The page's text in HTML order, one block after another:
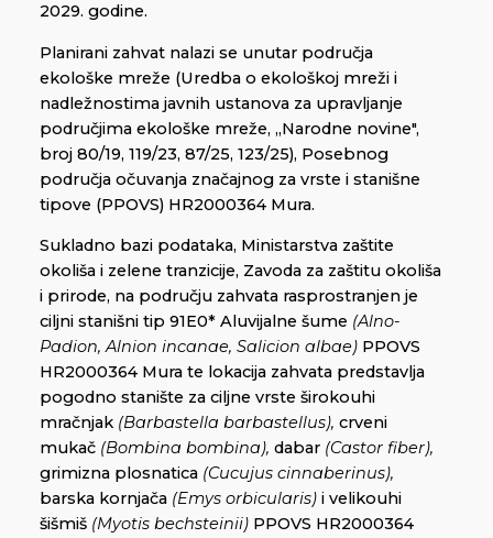
2029. godine.
Planirani zahvat nalazi se unutar područja
ekološke mreže (Uredba o ekološkoj mreži i
nadležnostima javnih ustanova za upravljanje
područjima ekološke mreže, ,,Narodne novine",
broj 80/19, 119/23, 87/25, 123/25), Posebnog
područja očuvanja značajnog za vrste i stanišne
tipove (PPOVS) HR2000364 Mura.
Sukladno bazi podataka, Ministarstva zaštite
okoliša i zelene tranzicije, Zavoda za zaštitu okoliša
i prirode, na području zahvata rasprostranjen je
ciljni stanišni tip 91E0* Aluvijalne šume (Alno-
Padion, Alnion incanae, Salicion albae) PPOVS
HR2000364 Mura te lokacija zahvata predstavlja
pogodno stanište za ciljne vrste širokouhi
mračnjak (Barbastella barbastellus), crveni
mukač (Bombina bombina), dabar (Castor fiber),
grimizna plosnatica (Cucujus cinnaberinus),
barska kornjača (Emys orbicularis) i velikouhi
šišmiš (Myotis bechsteinii) PPOVS HR2000364